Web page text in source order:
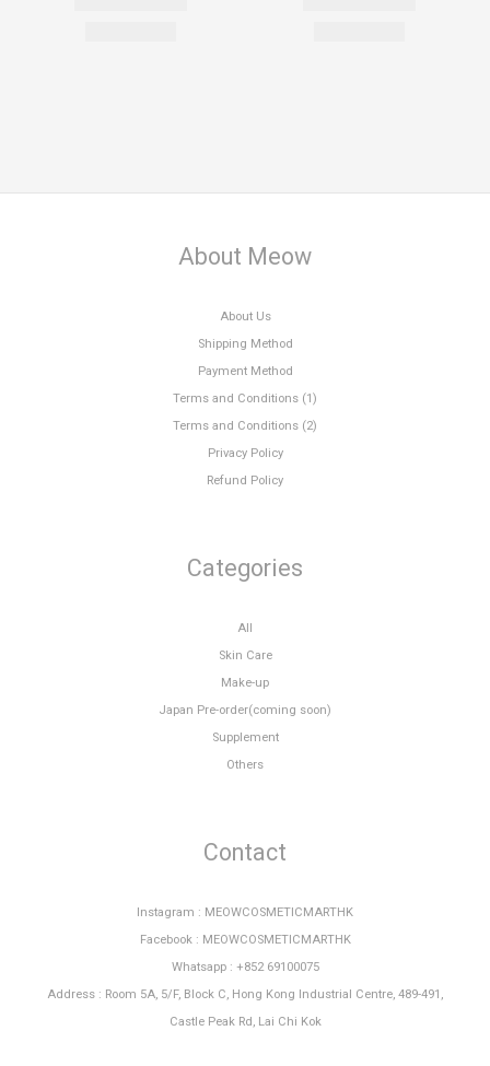
About Meow
About Us
Shipping Method
Payment Method
Terms and Conditions (1)
Terms and Conditions (2)
Privacy Policy
Refund Policy
Categories
All
Skin Care
Make-up
Japan Pre-order(coming soon)
Supplement
Others
Contact
Instagram : MEOWCOSMETICMARTHK
Facebook : MEOWCOSMETICMARTHK
Whatsapp : +852 69100075
Address : Room 5A, 5/F, Block C, Hong Kong Industrial Centre, 489-491,
Castle Peak Rd, Lai Chi Kok